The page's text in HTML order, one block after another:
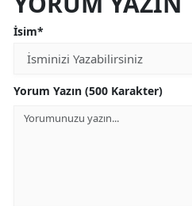
İsim*
Yorum Yazın (500 Karakter)